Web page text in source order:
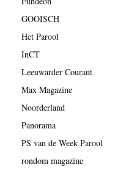
GOOISCH
Het Parool
InCT
Leeuwarder Courant
Max Magazine
Noorderland
Panorama
PS van de Week Parool
rondom magazine